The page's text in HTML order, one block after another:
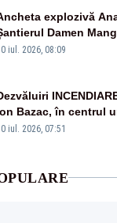
explozivă
Damen
apărarea
iul. 2026, 08:09
Bazac, în centrul
iul. 2026, 07:51